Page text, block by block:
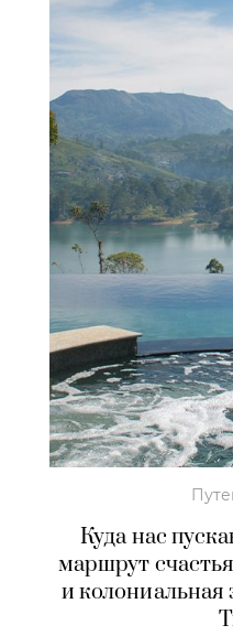
Куда нас
маршрут
и колониальная